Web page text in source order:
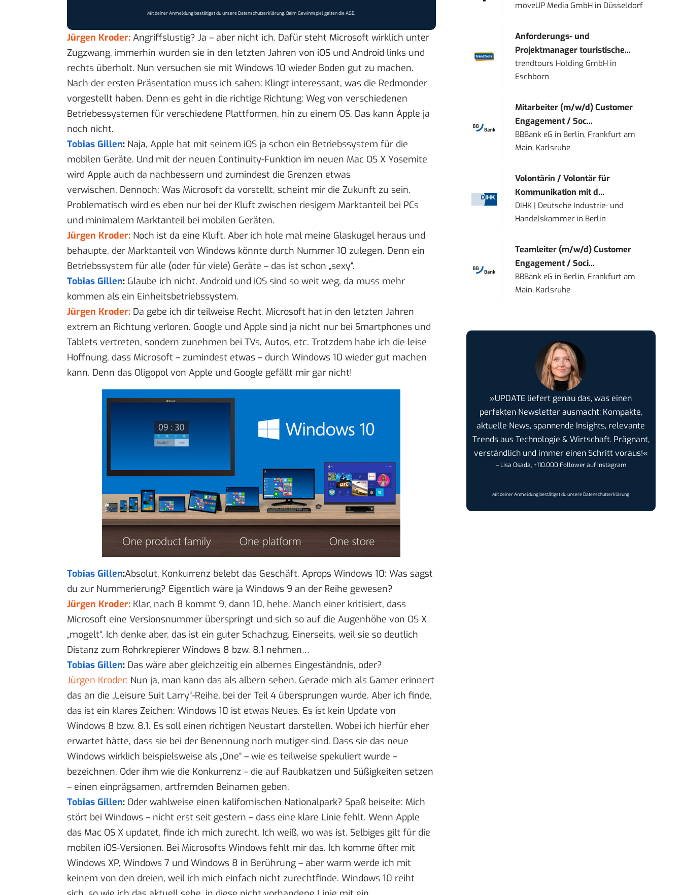
Mit deiner Anmeldung bestätigst du unsereDatenschutzerklärung. Beim Gewinnspiel gelten dieAGB.
Jürgen Kroder: Angriffslustig? Ja – aber nicht ich. Dafür steht Microsoft wirklich unter
Zugzwang, immerhin wurden sie in den letzten Jahren von iOS und Android links und
rechts überholt. Nun versuchen sie mit Windows 10 wieder Boden gut zu machen.
Nach der ersten Präsentation muss ich sahen: Klingt interessant, was die Redmonder
vorgestellt haben. Denn es geht in die richtige Richtung: Weg von verschiedenen
Betriebessystemen für verschiedene Plattformen, hin zu einem OS. Das kann Apple ja
noch nicht.
Tobias Gillen: Naja, Apple hat mit seinem iOS ja schon ein Betriebssystem für die
mobilen Geräte. Und mit der neuen Continuity-Funktion im neuen Mac OS X Yosemite
wird Apple auch da nachbessern und zumindest die Grenzen etwas
verwischen. Dennoch: Was Microsoft da vorstellt, scheint mir die Zukunft zu sein.
Problematisch wird es eben nur bei der Kluft zwischen riesigem Marktanteil bei PCs
und minimalem Marktanteil bei mobilen Geräten.
Jürgen Kroder: Noch ist da eine Kluft. Aber ich hole mal meine Glaskugel heraus und
behaupte, der Marktanteil von Windows könnte durch Nummer 10 zulegen. Denn ein
Betriebssystem für alle (oder für viele) Geräte – das ist schon „sexy“.
Tobias Gillen: Glaube ich nicht. Android und iOS sind so weit weg, da muss mehr
kommen als ein Einheitsbetriebssystem.
Jürgen Kroder: Da gebe ich dir teilweise Recht. Microsoft hat in den letzten Jahren
extrem an Richtung verloren. Google und Apple sind ja nicht nur bei Smartphones und
Tablets vertreten, sondern zunehmen bei TVs, Autos, etc. Trotzdem habe ich die leise
Hoffnung, dass Microsoft – zumindest etwas – durch Windows 10 wieder gut machen
kann. Denn das Oligopol von Apple und Google gefällt mir gar nicht!
Tobias Gillen:Absolut, Konkurrenz belebt das Geschäft. Aprops Windows 10: Was sagst
du zur Nummerierung? Eigentlich wäre ja Windows 9 an der Reihe gewesen?
Jürgen Kroder: Klar, nach 8 kommt 9, dann 10, hehe. Manch einer kritisiert, dass
Microsoft eine Versionsnummer überspringt und sich so auf die Augenhöhe von OS X
„mogelt“. Ich denke aber, das ist ein guter Schachzug. Einerseits, weil sie so deutlich
Distanz zum Rohrkrepierer Windows 8 bzw. 8.1 nehmen…
Tobias Gillen: Das wäre aber gleichzeitig ein albernes Eingeständnis, oder?
Jürgen Kroder: Nun ja, man kann das als albern sehen. Gerade mich als Gamer erinnert
das an die „Leisure Suit Larry“-Reihe, bei der Teil 4 übersprungen wurde. Aber ich finde,
das ist ein klares Zeichen: Windows 10 ist etwas Neues. Es ist kein Update von
Windows 8 bzw. 8.1. Es soll einen richtigen Neustart darstellen. Wobei ich hierfür eher
erwartet hätte, dass sie bei der Benennung noch mutiger sind. Dass sie das neue
Windows wirklich beispielsweise als „One“ – wie es teilweise spekuliert wurde –
bezeichnen. Oder ihm wie die Konkurrenz – die auf Raubkatzen und Süßigkeiten setzen
– einen einprägsamen, artfremden Beinamen geben.
Tobias Gillen: Oder wahlweise einen kalifornischen Nationalpark? Spaß beiseite: Mich
stört bei Windows – nicht erst seit gestern – dass eine klare Linie fehlt. Wenn Apple
das Mac OS X updatet, finde ich mich zurecht. Ich weiß, wo was ist. Selbiges gilt für die
mobilen iOS-Versionen. Bei Microsofts Windows fehlt mir das. Ich komme öfter mit
Windows XP, Windows 7 und Windows 8 in Berührung – aber warm werde ich mit
keinem von den dreien, weil ich mich einfach nicht zurechtfinde. Windows 10 reiht
moveUP Media GmbH in Düsseldorf
Anforderungs- und
Projektmanager touristische...
trendtours Holding GmbH in
Eschborn
Mitarbeiter (m/w/d) Customer
Engagement / Soc...
BBBank eG in Berlin, Frankfurt am
Main, Karlsruhe
Volontärin / Volontär für
Kommunikation mit d...
DIHK | Deutsche Industrie- und
Handelskammer in Berlin
Teamleiter (m/w/d) Customer
Engagement / Soci...
BBBank eG in Berlin, Frankfurt am
Main, Karlsruhe
»UPDATE liefert genau das, was einen
perfekten Newsletter ausmacht: Kompakte,
aktuelle News, spannende Insights, relevante
Trends aus Technologie & Wirtschaft. Prägnant,
verständlich und immer einen Schritt voraus!«
– Lisa Osada, +110.000 Follower auf Instagram
Mit deiner Anmeldung bestätigst du unsereDatenschutzerklärung